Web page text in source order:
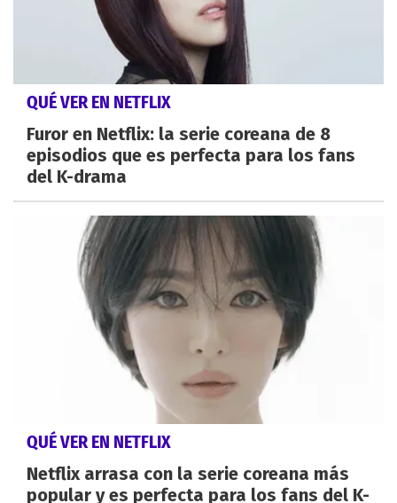
QUÉ VER EN NETFLIX
Furor en Netflix: la serie coreana de 8
episodios que es perfecta para los fans
del K-drama
QUÉ VER EN NETFLIX
Netflix arrasa con la serie coreana más
popular y es perfecta para los fans del K-